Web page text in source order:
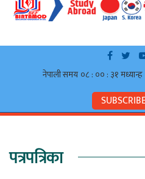
पत्रपत्रिका